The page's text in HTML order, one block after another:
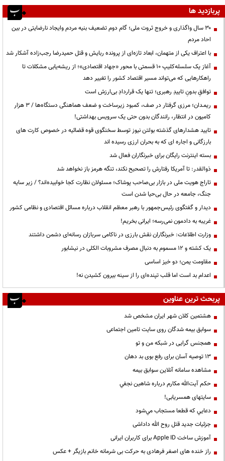
پربازدید ها
۳۰ سال واگذاری و خروج ثروت ملی؛ گام دوم تضعیف بنیه مردم وایجاد نارضایتی در بین
احاد مردم
با اعتراف یکی از متهمان، ابعاد تازه‌ای از پرونده ربایش و قتل حمیدرضا رجب‌زاده آشکار شد
آغاز یک سلسله‌کلیپ ۱۰ قسمتی با محور «جهاد اقتصادی»؛ از ریشه‌یابی مشکلات تا
راهکارهایی که می‌تواند مسیر اقتصاد کشور را تغییر دهد
توافقِ بدونِ تاییدِ رهبری؛ تنها یک قراردادِ بی‌ارزش است
ریمـدان؛ مرزی گرفتار در صف، کمبود زیرساخت و ضعف هماهنگی دستگاه‌ها / ۳ هزار
کامیون در انتظار، رانندگان بدون حتی یک سرویس بهداشتی!
تایید هشدارهای گذشته بولتن نیوز توسط سخنگوی قوه قضائیه در خصوص کارت های
بارزگانی و اجاره ای که به بحران ارزی رسیده اند
بسته اینترنت رایگان برای خبرنگاران فعال شد
ذوالقدر: تا آمریکا رفتارش را تصحیح نکند، تنگه هرمز باز نخواهد شد
تاراج هویت ملی در بازار بی‌صاحب پوشاک؛ مسئولان نظارت کجا خوابیده‌اند؟ / زیر سایه
جنگ، جامعه در حال بی‌حیا شدن است
دیدار و گفتگوی رئیس‌جمهور با رهبر معظم انقلاب درباره مسائل اقتصادی و نظامی کشور
غریبه به دادمون نمی‌رسه؛ ایرانی بخریم!
وزارت اطلاعات: خبرنگاران نقش بارزی در ناکامی سربازان رسانه‌ای دشمن داشتند
یک کشته و ۱۲ مسموم به دنبال مصرف مشروبات الکلی در نیشابور
مقاومت یمن؛ دو خیز اساسی
اعدام بد است اما قلب تپنده‌ای را از سینه بیرون کشیدن نه!
پربحث ترین عناوین
هشتمین کلان شهر ایران مشخص شد
سوابق بیمه شدگان روی سایت تامین اجتماعی
همجنس گرایی در شبکه من و تو
13 توصیه آسان برای رفع بوی بد دهان
مشاهده سامانه آنلاين سوابق بیمه
حكم آيت‌الله مكارم درباره شاهين نجفي
سایتهای همسریابی!
دعايي كه قطعا مستجاب مي‌شود
جزئیات جدید قتل روح الله داداشی
آموزش ساخت Apple ID برای کاربران ایرانی
راز خنده های اصغر فرهادی به حرکت بی شرمانه خانم بازیگر + عکس